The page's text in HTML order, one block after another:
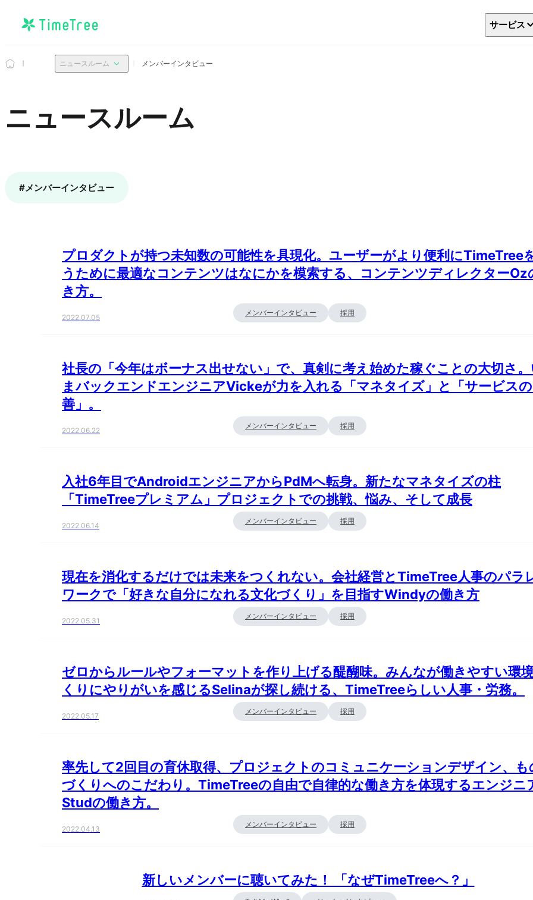
サービス
ニュースルーム メンバーインタビュー
ニュースルーム
#メンバーインタビュー
プロダクトが持つ未知数の可能性を具現化。ユーザーがより便利にTimeTree
うために最適なコンテンツはなにかを模索する、コンテンツディレクターOz
き方。
2022.07.05
メンバーインタビュー 採用
社長の「今年はボーナス出せない」で、真剣に考え始めた稼ぐことの大切さ
まバックエンドエンジニアVickeが力を入れる「マネタイズ」と「サービス
善」。
2022.06.22
メンバーインタビュー 採用
入社6年目でAndroidエンジニアからPdMへ転身。新たなマネタイズの柱
「TimeTreeプレミアム」プロジェクトでの挑戦、悩み、そして成長
2022.06.14
メンバーインタビュー 採用
現在を消化するだけでは未来をつくれない。会社経営とTimeTree人事のパラ
ワークで「好きな自分になれる文化づくり」を目指すWindyの働き方
2022.05.31
メンバーインタビュー 採用
ゼロからルールやフォーマットを作り上げる醍醐味。みんなが働きやすい環
くりにやりがいを感じるSelinaが探し続ける、TimeTreeらしい人事・労務。
2022.05.17
メンバーインタビュー 採用
率先して2回目の育休取得、プロジェクトのコミュニケーションデザイン、も
づくりへのこだわり。TimeTreeの自由で自律的な働き方を体現するエンジニ
Studの働き方。
2022.04.13
メンバーインタビュー 採用
新しいメンバーに聴いてみた！ 「なぜTimeTreeへ？」